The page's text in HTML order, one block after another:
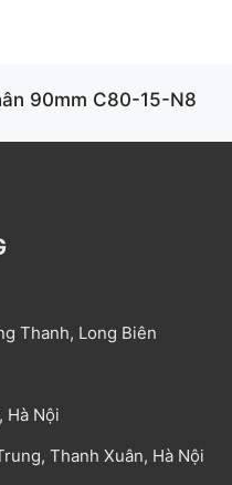
90mm C80-15-N8
Thanh, Long Biên
Hà Nội
Thanh Xuân, Hà Nội